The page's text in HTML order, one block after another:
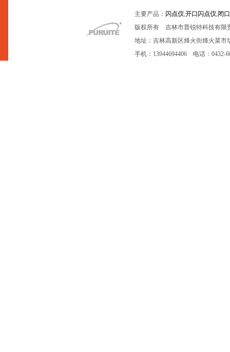
主要产品： 闪点仪,开口闪点仪,闭
版权所有 吉林市普锐特科技有
地址：吉林高新区烽火街烽火菜
手机：13944694406 电话：0432-